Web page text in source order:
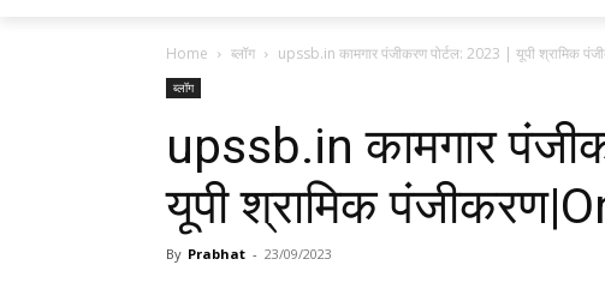
Home ब्लॉग upssb.in कामगार पंजीकरण पोर्टल: 2023 | यूपी श्रामिक
ब्लॉग
upssb.in कामगार
यूपी श्रामिक
By Prabhat - 23/09/2023